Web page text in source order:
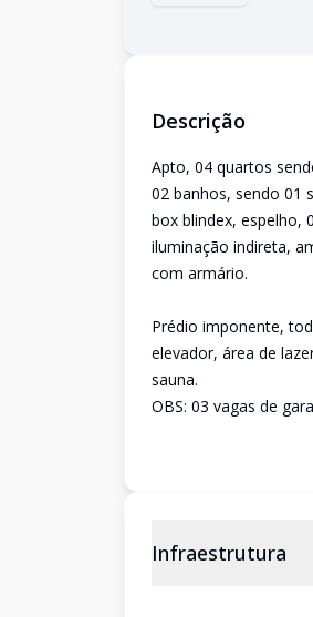
Descrição
Apto, 04 quartos
02 banhos, sendo 01
box blindex, espelho,
iluminação indireta,
com armário.
Prédio imponente,
elevador, área de
sauna.
OBS: 03 vagas de
Infraestrutura